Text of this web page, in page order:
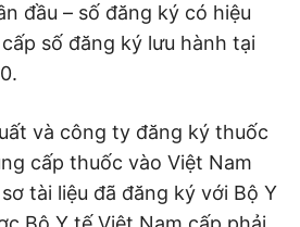
đầu – số đăng ký có hiệu
số đăng ký lưu hành tại
và công ty đăng ký thuốc
cấp thuốc vào Việt Nam
tài liệu đã đăng ký với Bộ Y